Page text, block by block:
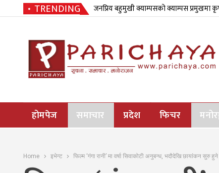
TRENDING जनप्रिय बहुमुखी क्याम्पसको क्याम्पस प्रमुखमा
होमपेज समाचार प्रदेश फिचर
Home इभेन्ट फिल्म ‘गंगा रानी’ मा वर्षा सिवाकोटी अनुबन्ध, भदौदेखि छायांकन सुरु हुने